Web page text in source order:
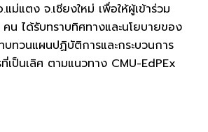
แตง จ.เชียงใหม่ เพื่อให้ผู้เข้าร่วม
ได้รับทราบทิศทางและนโยบายของ
ทวนแผนปฏิบัติการและกระบวนการ
ป็นเลิศ ตามแนวทาง CMU-EdPEx